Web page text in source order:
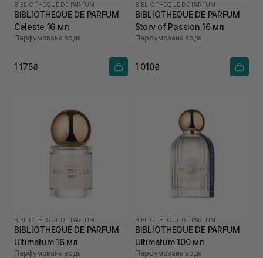
BIBLIOTHEQUE DE PARFUM
BIBLIOTHEQUE DE PARFUM
Celeste 16 мл
Парфумована вода
1 175₴
BIBLIOTHEQUE DE PARFUM
BIBLIOTHEQUE DE PARFUM
Story of Passion 16 мл
Парфумована вода
1 010₴
BIBLIOTHEQUE DE PARFUM
BIBLIOTHEQUE DE PARFUM
Ultimatum 16 мл
Парфумована вода
BIBLIOTHEQUE DE PARFUM
BIBLIOTHEQUE DE PARFUM
Ultimatum 100 мл
Парфумована вода